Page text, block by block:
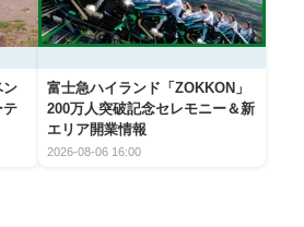
ン
テ
富士急ハイランド「ZOKKON」
200万人突破記念セレモニー＆新
エリア開業情報
2026-08-06 16:00